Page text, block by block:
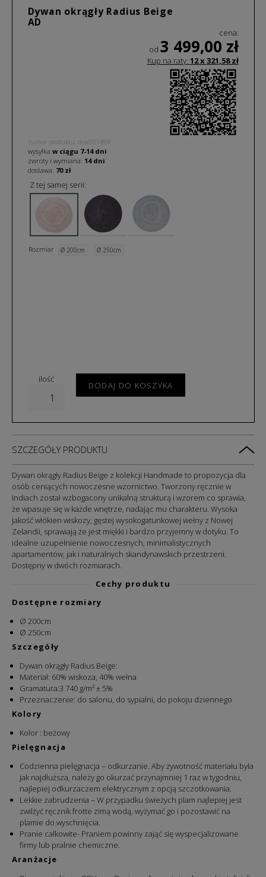
Dywan okrągły Radius Beige
AD
cena:
od 3 499,00 zł
Kup na raty: 12 x 321,58zł
numer produktu: dyw001499
wysyłka w ciągu 7-14dni
zwroty i wymiana: 14 dni
dostawa: 70 zł
Z tej samej serii:
Rozmiar Ø 200cm Ø 250cm
ilość
DODAJ DO KOSZYKA
SZCZEGÓŁY PRODUKTU
Dywan okrągły Radius Beige z kolekcji Handmade to propozycja dla
osób ceniących nowoczesne wzornictwo. Tworzony ręcznie w
Indiach został wzbogacony unikalną strukturą i wzorem co sprawia,
że wpasuje się w każde wnętrze, nadając mu charakteru. Wysoka
jakość włókien wiskozy, gęstej wysokogatunkowej wełny z Nowej
Zelandii, sprawiają że jest miękki i bardzo przyjemny w dotyku. To
idealne uzupełnienie nowoczesnych, minimalistycznych
apartamentów, jak i naturalnych skandynawskich przestrzeni.
Dostępny w dwóch rozmiarach.
Cechy produktu
Dostępne rozmiary
Ø 200cm
Ø 250cm
Szczegóły
Dywan okrągły Radius Beige:
Materiał: 60% wiskoza, 40% wełna
Gramatura:3 740 g/m² ± 5%
Przeznaczenie: do salonu, do sypialni, do pokoju dziennego
Kolory
Kolor : beżowy
Pielęgnacja
Codzienna pielęgnacja – odkurzanie. Aby żywotność materiału była
jak najdłuższa, należy go okurzać przynajmniej 1 raz w tygodniu,
najlepiej odkurzaczem elektrycznym z opcją szczotkowania.
Lekkie zabrudzenia – W przypadku świeżych plam najlepiej jest
zwilżyć ręcznik frotte zimą wodą, wyżymać go i pozostawić na
plamie do wyschnięcia.
Pranie całkowite- Praniem powinny zająć się wyspecjalizowane
firmy lub pralnie chemiczne.
Aranżacje